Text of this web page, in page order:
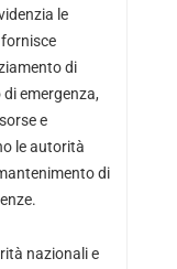
le
di
emergenza,
e
le autorità
di
nazionali e